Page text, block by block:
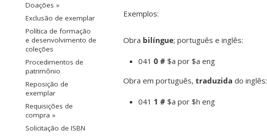
Doações »
Exclusão de exemplar
Política de formação
e desenvolvimento de
coleções
Procedimentos de
patrimônio
Reposição de
exemplar
Requisições de
compra »
Solicitação de ISBN
Exemplos:
Obra bilíngue; português e inglês:
041 0 # $a por $a eng
Obra em português, traduzida do inglês:
041 1 # $a por $h eng